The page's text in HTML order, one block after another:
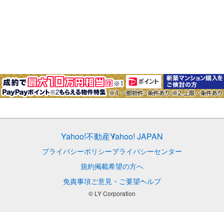
Yahoo!不動産Yahoo! JAPAN
プライバシーポリシープライバシーセンター
規約掲載希望の方へ
免責事項ご意見・ご要望ヘルプ
© LY Corporation